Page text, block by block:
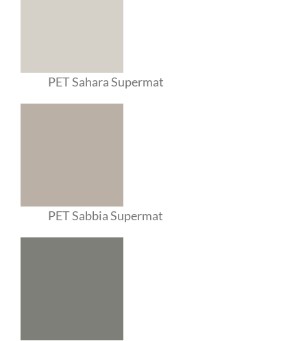
PET Sahara Supermat
PET Sabbia Supermat